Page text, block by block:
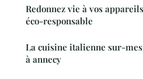
Redonnez vie à vos
éco-responsable
La cuisine italienne sur-
à annecy